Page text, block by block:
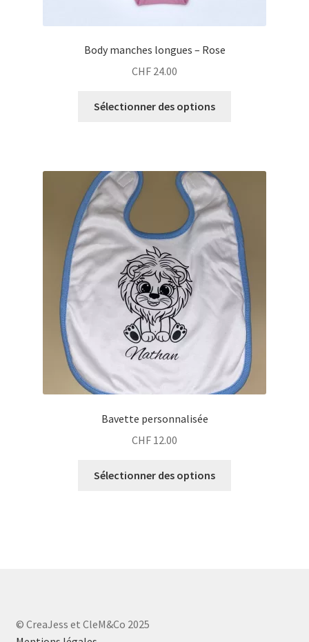
Body manches longues – Rose
CHF 24.00
Sélectionner des options
Bavette personnalisée
CHF 12.00
Sélectionner des options
© CreaJess et CleM&Co 2025